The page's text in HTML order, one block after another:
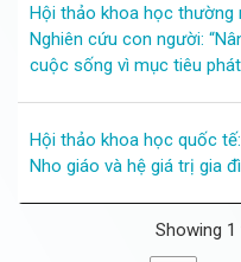
Hội thảo khoa học thường
Nghiên cứu con người:
cuộc sống vì mục tiêu
Hội thảo khoa học quốc
Nho giáo và hệ giá trị gia
Showing